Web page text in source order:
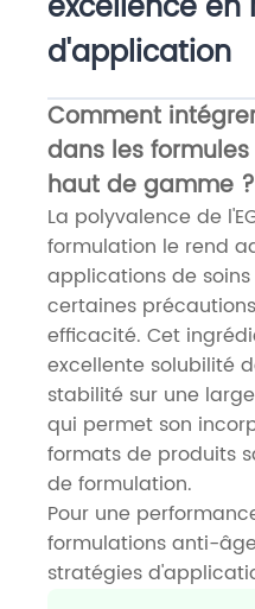
d'application
Comment
dans les
haut de gamme ?
La polyvalence de
formulation le rend
applications de
certaines
efficacité. Cet
excellente solubilité
stabilité sur une
qui permet son
formats de produits
de formulation.
Pour une
formulations anti-
stratégies